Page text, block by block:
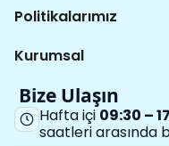
Politikalarımız
Kurumsal
Bize Ulaşın
Hafta içi 09:30 –
saatleri arasında